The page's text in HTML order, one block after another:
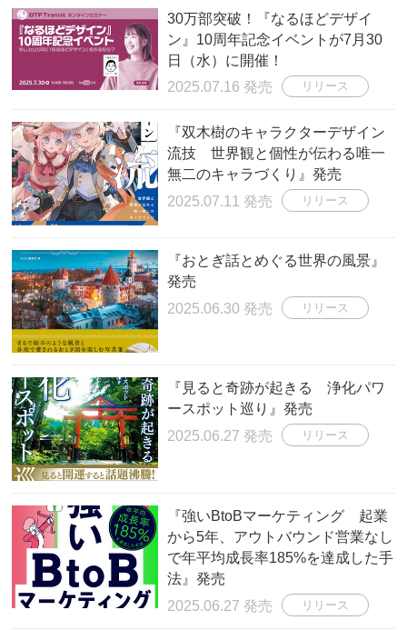
30万部突破！『なるほどデザイ
ン』10周年記念イベントが7月30
日（水）に開催！
2025.07.16 発売
リリース
『双木樹のキャラクターデザイン
流技 世界観と個性が伝わる唯一
無二のキャラづくり』発売
2025.07.11 発売
リリース
『おとぎ話とめぐる世界の風景』
発売
2025.06.30 発売
リリース
『見ると奇跡が起きる 浄化パワ
ースポット巡り』発売
2025.06.27 発売
リリース
『強いBtoBマーケティング 起業
から5年、アウトバウンド営業なし
で年平均成長率185%を達成した手
法』発売
2025.06.27 発売
リリース